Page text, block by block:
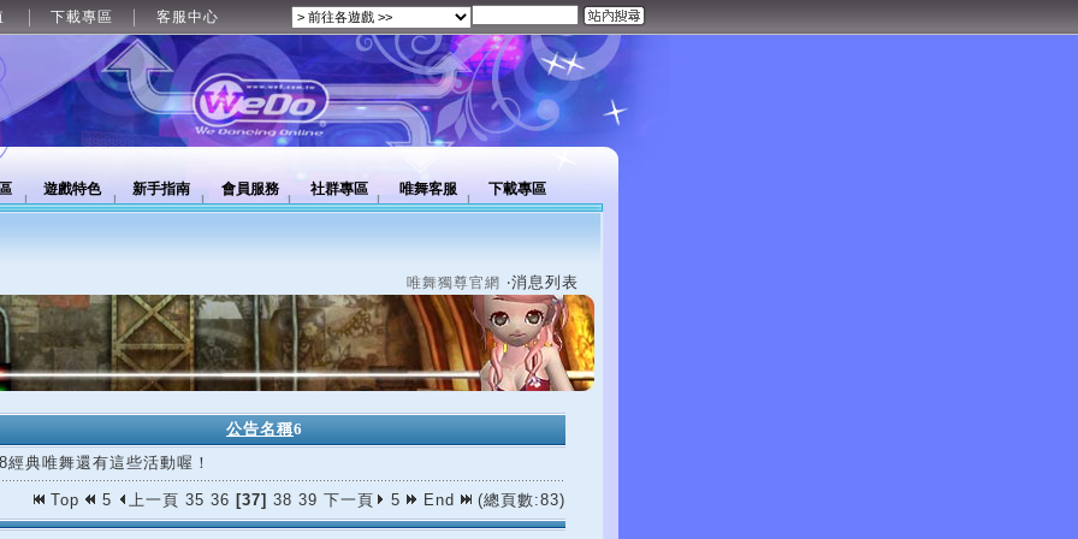
下載專區 客服中心
遊戲特色 新手指南 會員服務 社群專區 唯舞客服 下載專區
唯舞獨尊官網 ‧消息列表
公告名稱6
經典唯舞還有這些活動喔！
Top 5 上一頁 35 36 [37] 38 39 下一頁 5 End (總頁數:83)